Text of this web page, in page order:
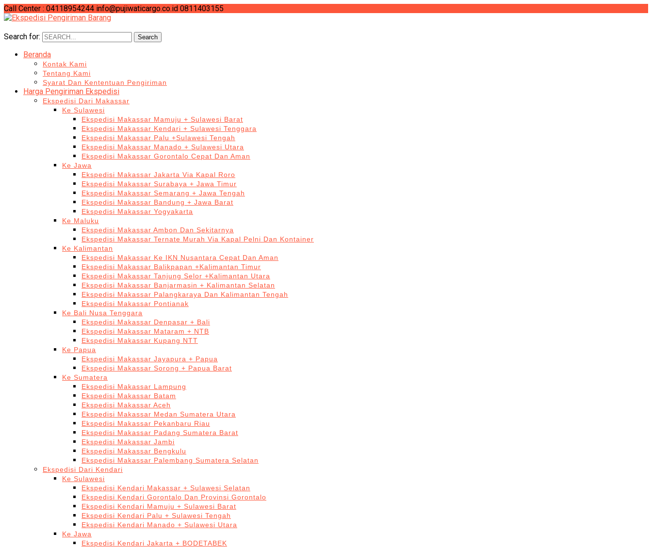
Call Center : 04118954244 info@pujiwaticargo.co.id 0811403155
Search for: Search
Beranda
Kontak Kami
Tentang Kami
Syarat Dan Kententuan Pengiriman
Harga Pengiriman Ekspedisi
Ekspedisi Dari Makassar
Ke Sulawesi
Ekspedisi Makassar Mamuju + Sulawesi Barat
Ekspedisi Makassar Kendari + Sulawesi Tenggara
Ekspedisi Makassar Palu +Sulawesi Tengah
Ekspedisi Makassar Manado + Sulawesi Utara
Ekspedisi Makassar Gorontalo Cepat Dan Aman
Ke Jawa
Ekspedisi Makassar Jakarta Via Kapal Roro
Ekspedisi Makassar Surabaya + Jawa Timur
Ekspedisi Makassar Semarang + Jawa Tengah
Ekspedisi Makassar Bandung + Jawa Barat
Ekspedisi Makassar Yogyakarta
Ke Maluku
Ekspedisi Makassar Ambon Dan Sekitarnya
Ekspedisi Makassar Ternate Murah Via Kapal Pelni Dan Kontainer
Ke Kalimantan
Ekspedisi Makassar Ke IKN Nusantara Cepat Dan Aman
Ekspedisi Makassar Balikpapan +Kalimantan Timur
Ekspedisi Makassar Tanjung Selor +Kalimantan Utara
Ekspedisi Makassar Banjarmasin + Kalimantan Selatan
Ekspedisi Makassar Palangkaraya Dan Kalimantan Tengah
Ekspedisi Makassar Pontianak
Ke Bali Nusa Tenggara
Ekspedisi Makassar Denpasar + Bali
Ekspedisi Makassar Mataram + NTB
Ekspedisi Makassar Kupang NTT
Ke Papua
Ekspedisi Makassar Jayapura + Papua
Ekspedisi Makassar Sorong + Papua Barat
Ke Sumatera
Ekspedisi Makassar Lampung
Ekspedisi Makassar Batam
Ekspedisi Makassar Aceh
Ekspedisi Makassar Medan Sumatera Utara
Ekspedisi Makassar Pekanbaru Riau
Ekspedisi Makassar Padang Sumatera Barat
Ekspedisi Makassar Jambi
Ekspedisi Makassar Bengkulu
Ekspedisi Makassar Palembang Sumatera Selatan
Ekspedisi Dari Kendari
Ke Sulawesi
Ekspedisi Kendari Makassar + Sulawesi Selatan
Ekspedisi Kendari Gorontalo Dan Provinsi Gorontalo
Ekspedisi Kendari Mamuju + Sulawesi Barat
Ekspedisi Kendari Palu + Sulawesi Tengah
Ekspedisi Kendari Manado + Sulawesi Utara
Ke Jawa
Ekspedisi Kendari Jakarta + BODETABEK